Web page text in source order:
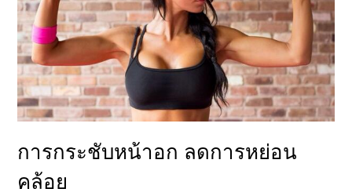
การกระชับหน้าอก ลดการหย่อน
คล้อย